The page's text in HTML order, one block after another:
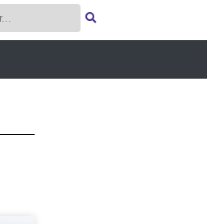
Select Language